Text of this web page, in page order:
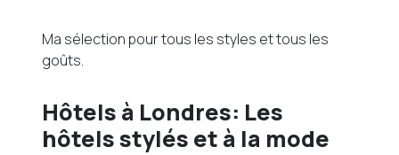
Ma sélection pour tous les styles et tous les
goûts.
Hôtels à Londres: Les
hôtels stylés et à la mode